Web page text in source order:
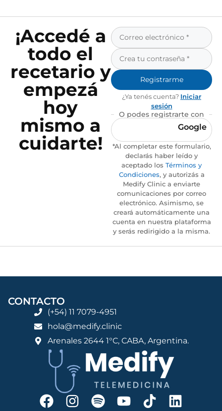
¡Accedé a
todo el
recetario y
empezá
hoy
mismo a
cuidarte!
Registrarme
¿Ya tenés cuenta? Iniciar
sesión
O podes registrarte con
Google
*Al completar este formulario,
declarás haber leído y
aceptado los Términos y
Condiciones, y autorizás a
Medify Clinic a enviarte
comunicaciones por correo
electrónico. Asimismo, se
creará automáticamente una
cuenta en nuestra plataforma
y serás redirigido a la misma.
CONTACTO
(+54) 11 7079-4951
hola@medify.clinic
Arenales 2644 1°C, CABA, Argentina.